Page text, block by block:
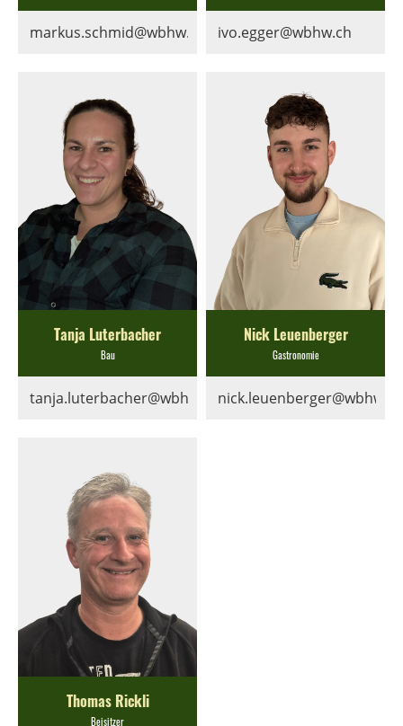
markus.schmid@wbhw.ch ivo.egger@wbhw.ch
Tanja Luterbacher
Bau
tanja.luterbacher@wbhw.ch
Nick Leuenberger
Gastronomie
nick.leuenberger@wbhw.ch
Thomas Rickli
Beisitzer